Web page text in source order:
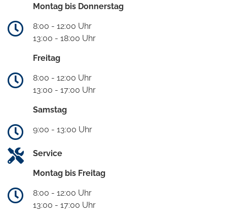
Montag bis Donnerstag
8:00 - 12:00 Uhr
13:00 - 18:00 Uhr
Freitag
8:00 - 12:00 Uhr
13:00 - 17:00 Uhr
Samstag
9:00 - 13:00 Uhr
Service
Montag bis Freitag
8:00 - 12:00 Uhr
13:00 - 17:00 Uhr